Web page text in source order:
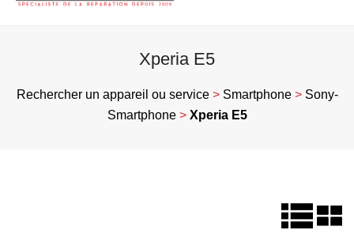
Xperia E5
Rechercher un appareil ou service> Smartphone> Sony-
Smartphone> Xperia E5